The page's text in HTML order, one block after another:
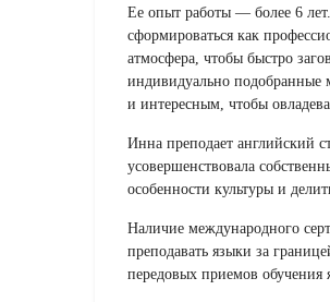
Ее опыт работы — более 6
сформироваться как
атмосфера, чтобы быстро
индивидуально подобранные
и интересным, чтобы
Инна преподает английский
усовершенствовала
особенности культуры и
Наличие международного
преподавать языки за
передовых приемов обучения